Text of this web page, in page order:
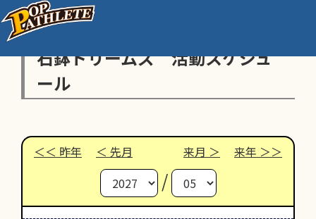
石鉢ドリームズ 活動スケジュ
ール
昨年 先月 来月 来年
/